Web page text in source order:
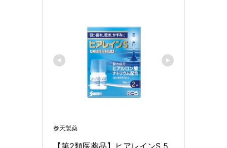
参天製薬
【第2類医薬品】ヒアレインS 5